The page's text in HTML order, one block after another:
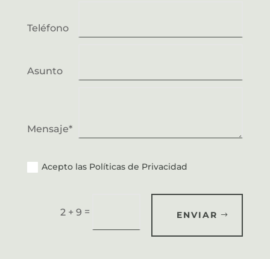
Teléfono
Asunto
Mensaje*
Acepto las Políticas de Privacidad
2 + 9 = ENVIAR